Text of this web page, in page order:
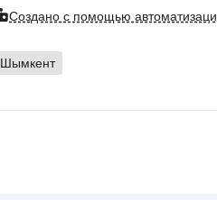
Создано с помощью
Шымкент